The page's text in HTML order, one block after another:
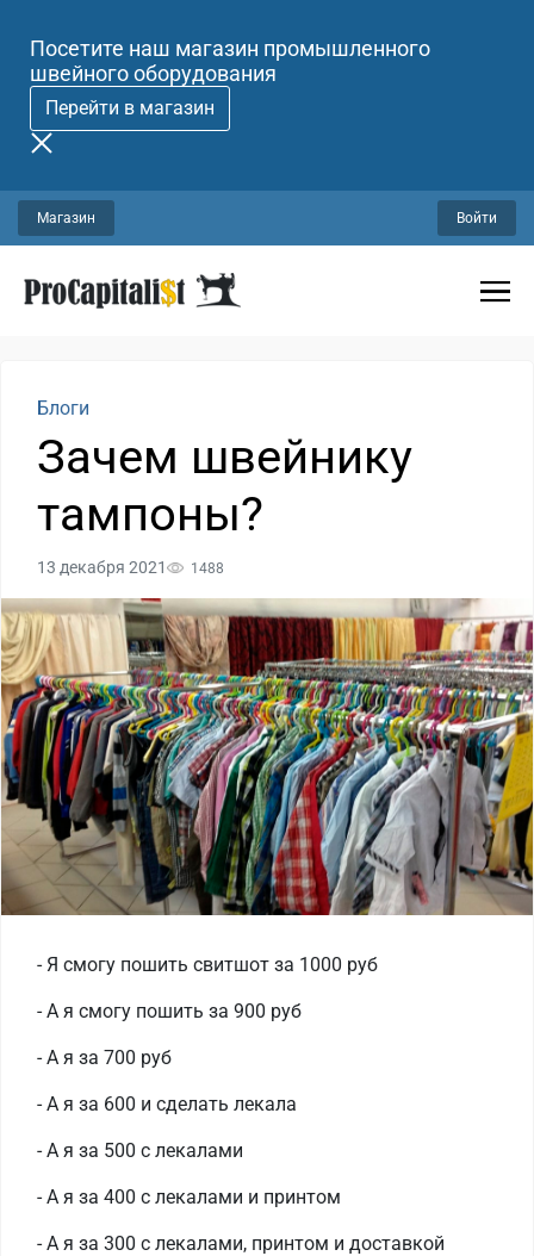
Посетите наш магазин промышленного
швейного оборудования
Перейти в магазин
Магазин Войти
Блоги
Зачем швейнику
тампоны?
13 декабря 2021 1488
- Я смогу пошить свитшот за 1000 руб
- А я смогу пошить за 900 руб
- А я за 700 руб
- А я за 600 и сделать лекала
- А я за 500 с лекалами
- А я за 400 с лекалами и принтом
- А я за 300 с лекалами, принтом и доставкой